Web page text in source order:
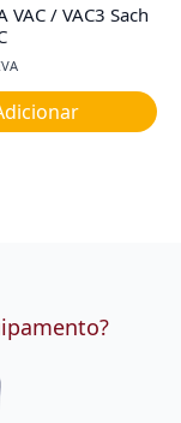
VAC / VAC3 Sach